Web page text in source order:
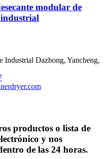
modular de
Industrial Dazhong, Yancheng,
productos o lista de
y nos
de las 24 horas.